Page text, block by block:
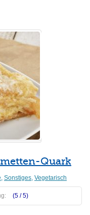
Quark
, Sonstiges, Vegetarisch
(5 /5)